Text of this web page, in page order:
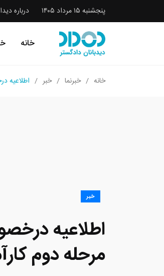
پنجشنبه ۱۵ مرداد ۱۴۰۵ درباره
خانه
خانه خبرنما خبر اطلاعیه
خبر
اطلاعیه
مرحله دوم